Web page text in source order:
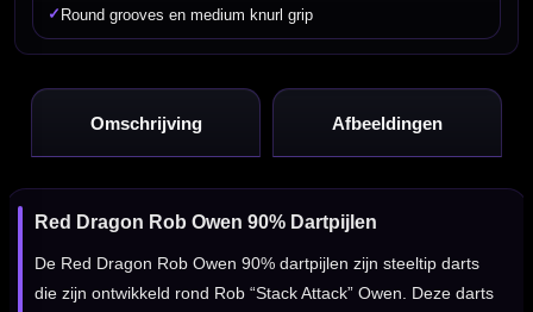
✓ Round grooves en medium knurl grip
Omschrijving Afbeeldingen
Red Dragon Rob Owen 90% Dartpijlen
De Red Dragon Rob Owen 90% dartpijlen zijn steeltip darts
die zijn ontwikkeld rond Rob “Stack Attack” Owen. Deze darts